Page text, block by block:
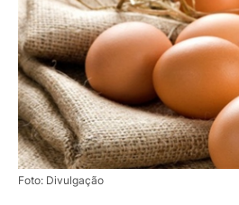
Foto: Divulgação